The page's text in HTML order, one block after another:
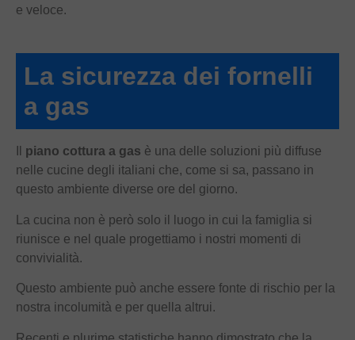
e veloce.
La sicurezza dei fornelli
a gas
piano cottura a gas è una delle soluzioni più diffuse
nelle cucine degli italiani che, come si sa, passano in
questo ambiente diverse ore del giorno.
La cucina non è però solo il luogo in cui la famiglia si
riunisce e nel quale progettiamo i nostri momenti di
convivialità.
Questo ambiente può anche essere fonte di rischio per la
nostra incolumità e per quella altrui.